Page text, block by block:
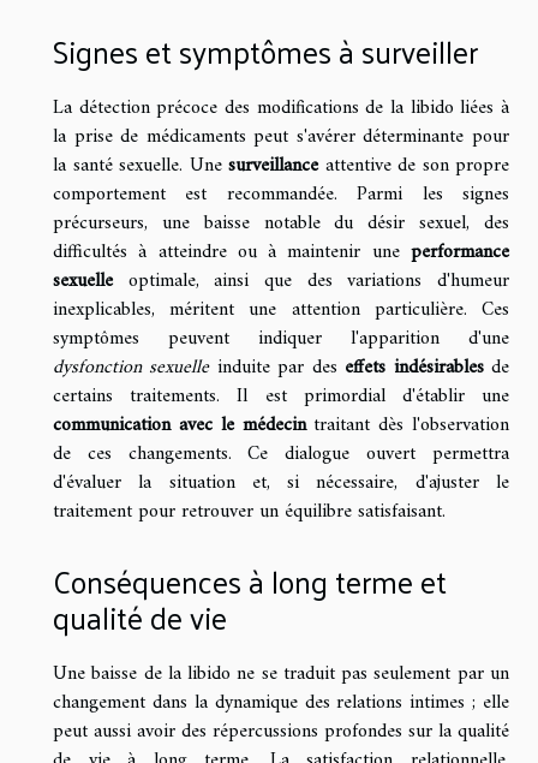
Signes et symptômes à surveiller
La détection précoce des modifications de la libido liées à
la prise de médicaments peut s'avérer déterminante pour
la santé sexuelle. Unesurveillanceattentive de son propre
comportement est recommandée. Parmi les signes
précurseurs, une baisse notable du désir sexuel, des
difficultés à atteindre ou à maintenir une performance
sexuelleoptimale, ainsi que des variations d'humeur
inexplicables, méritent une attention particulière. Ces
symptômes peuvent indiquer l'apparition d'une
dysfonction sexuelleinduite par des effets indésirablesde
certains traitements. Il est primordial d'établir une
communication avec le médecintraitant dès l'observation
de ces changements. Ce dialogue ouvert permettra
d'évaluer la situation et, si nécessaire, d'ajuster le
traitement pour retrouver un équilibre satisfaisant.
Conséquences à long terme et
qualité de vie
Une baisse de la libido ne se traduit pas seulement par un
changement dans la dynamique des relations intimes ; elle
peut aussi avoir des répercussions profondes sur la qualité